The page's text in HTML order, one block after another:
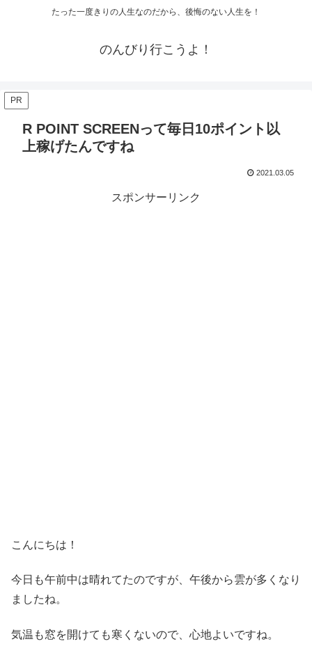
たった一度きりの人生なのだから、後悔のない人生を！
のんびり行こうよ！
PR
R POINT SCREENって毎日10ポイント以
上稼げたんですね
2021.03.05
スポンサーリンク
こんにちは！
今日も午前中は晴れてたのですが、午後から雲が多くなり
ましたね。
気温も窓を開けても寒くないので、心地よいですね。